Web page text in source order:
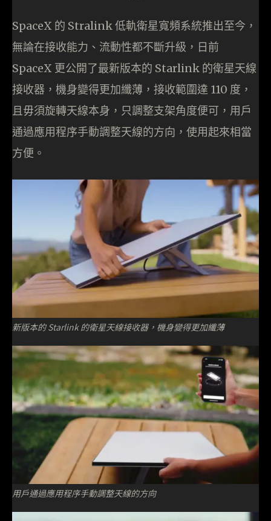
SpaceX 的 Stralink 低軌衛星寬頻系統推出至今，
無論在接收能力、流動性都不斷升級，日前
SpaceX 更公開了最新版本的 Starlink 的衛星天線
接收器，機身變得更加纖薄，接收範圍達 110 度，
且毋須旋轉天線本身，只調整支架角度便可，用戶
通過應用程序手動調整天線的方向，使用起來相當
方便。
新版本的 Starlink 的衛星天線接收器，機身變得更加纖薄
用戶通過應用程序手動調整天線的方向